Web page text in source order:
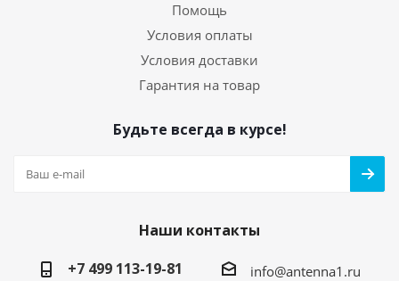
Помощь
Условия оплаты
Условия доставки
Гарантия на товар
Будьте всегда в курсе!
Наши контакты
+7 499 113-19-81
info@antenna1.ru